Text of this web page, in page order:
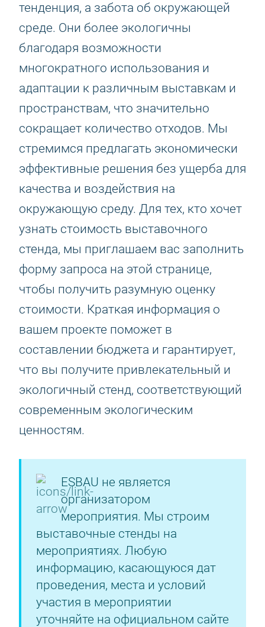
тенденция, а забота об окружающей
среде. Они более экологичны
благодаря возможности
многократного использования и
адаптации к различным выставкам и
пространствам, что значительно
сокращает количество отходов. Мы
стремимся предлагать экономически
эффективные решения без ущерба для
качества и воздействия на
окружающую среду. Для тех, кто хочет
узнать стоимость выставочного
стенда, мы приглашаем вас заполнить
форму запроса на этой странице,
чтобы получить разумную оценку
стоимости. Краткая информация о
вашем проекте поможет в
составлении бюджета и гарантирует,
что вы получите привлекательный и
экологичный стенд, соответствующий
современным экологическим
ценностям.
ESBAU не является
организатором
мероприятия. Мы строим
выставочные стенды на
мероприятиях. Любую
информацию, касающуюся дат
проведения, места и условий
участия в мероприятии
уточняйте на официальном сайте